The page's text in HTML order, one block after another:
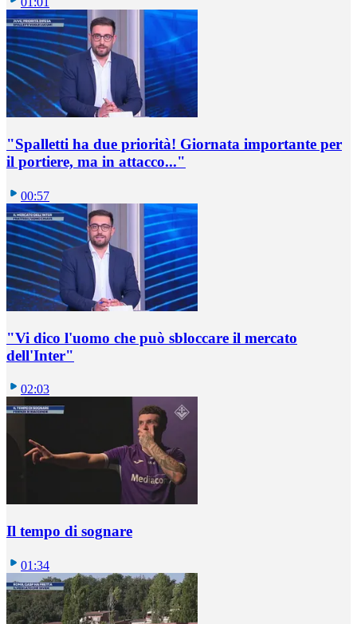
"Spalletti ha due priorità! Giornata importante per
il portiere, ma in attacco..."
00:57
"Vi dico l'uomo che può sbloccare il mercato
dell'Inter"
02:03
Il tempo di sognare
01:34